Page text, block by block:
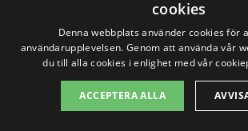
ligger bara några klick bort.
Populära återförsäljare
Se urvalet av buketter
cookies
Denna webbplats använder cookies för
användarupplevelsen. Genom att använda vår
du till alla cookies i enlighet med vår
ACCEPTERA ALLA